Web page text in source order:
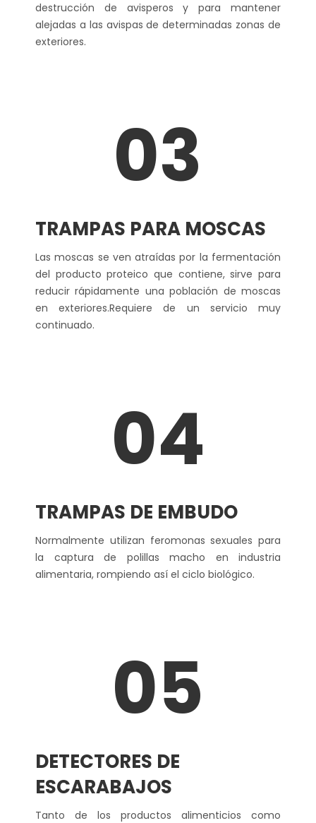
destrucción de avisperos y para mantener
alejadas a las avispas de determinadas zonas de
exteriores.
03
TRAMPAS PARA MOSCAS
Las moscas se ven atraídas por la fermentación
del producto proteico que contiene, sirve para
reducir rápidamente una población de moscas
en exteriores.Requiere de un servicio muy
continuado.
04
TRAMPAS DE EMBUDO
Normalmente utilizan feromonas sexuales para
la captura de polillas macho en industria
alimentaria, rompiendo así el ciclo biológico.
05
DETECTORES DE
ESCARABAJOS
Tanto de los productos alimenticios como